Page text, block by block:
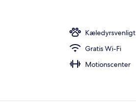
Kæledyrsvenligt
Gratis Wi-Fi
Motionscenter